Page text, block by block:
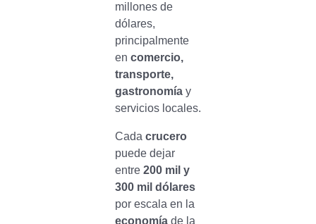
millones de
dólares,
principalmente
en comercio,
transporte,
gastronomíay
servicios locales.
Cada crucero
puede dejar
entre 200 mil y
300 mil dólares
por escala en la
economía de la